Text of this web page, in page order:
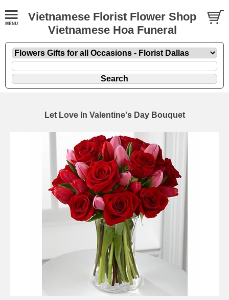
Vietnamese Florist Flower Shop
Vietnamese Hoa Funeral
Let Love In Valentine's Day Bouquet